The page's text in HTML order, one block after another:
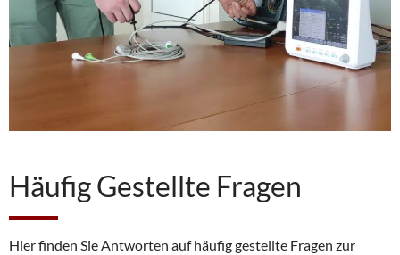
Häufig Gestellte Fragen
Hier finden Sie Antworten auf häufig gestellte Fragen zur